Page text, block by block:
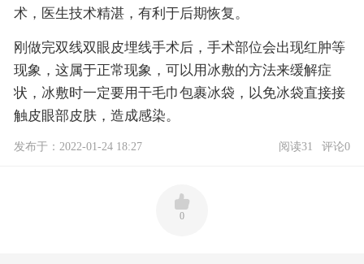
术，医生技术精湛，有利于后期恢复。
刚做完双线双眼皮埋线手术后，手术部位会出现红肿等
现象，这属于正常现象，可以用冰敷的方法来缓解症
状，冰敷时一定要用干毛巾包裹冰袋，以免冰袋直接接
触皮眼部皮肤，造成感染。
发布于：2022-01-24 18:27 阅读31 评论0
0